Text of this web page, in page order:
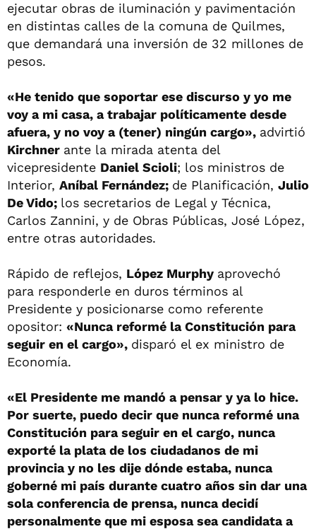
ejecutar obras de iluminación y pavimentación
en distintas calles de la comuna de Quilmes,
que demandará una inversión de 32 millones de
pesos.
«He tenido que soportar ese discurso y yo me
voy a mi casa, a trabajar políticamente desde
afuera, y no voy a (tener) ningún cargo», advirtió
Kirchner ante la mirada atenta del
vicepresidente Daniel Scioli; los ministros de
Interior, Aníbal Fernández; de Planificación, Julio
De Vido; los secretarios de Legal y Técnica,
Carlos Zannini, y de Obras Públicas, José López,
entre otras autoridades.
Rápido de reflejos, López Murphy aprovechó
para responderle en duros términos al
Presidente y posicionarse como referente
opositor: «Nunca reformé la Constitución para
seguir en el cargo», disparó el ex ministro de
Economía.
«El Presidente me mandó a pensar y ya lo hice.
Por suerte, puedo decir que nunca reformé una
Constitución para seguir en el cargo, nunca
exporté la plata de los ciudadanos de mi
provincia y no les dije dónde estaba, nunca
goberné mi país durante cuatro años sin dar una
sola conferencia de prensa, nunca decidí
personalmente que mi esposa sea candidata a